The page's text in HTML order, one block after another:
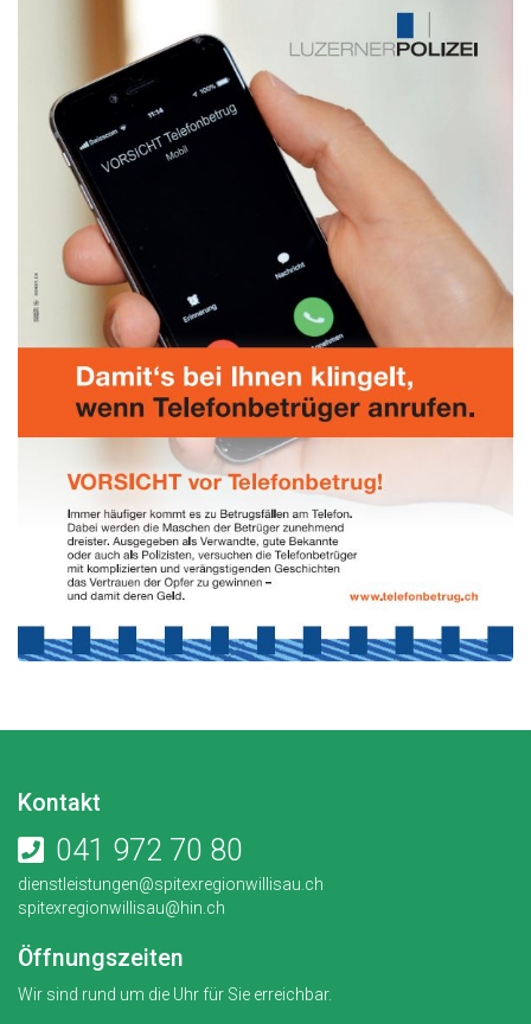
Kontakt
041 972 70 80
dienstleistungen@spitexregionwillisau.ch
spitexregionwillisau@hin.ch
Öffnungszeiten
Wir sind rund um die Uhr für Sie erreichbar.